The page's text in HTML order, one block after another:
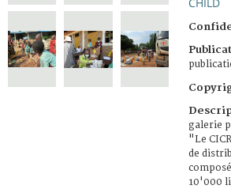
galerie
"Le
de
10'000